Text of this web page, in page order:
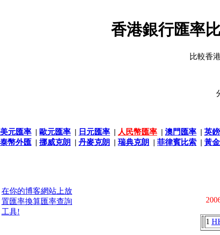
香港銀行匯率
比較香
美元匯率 | 歐元匯率 | 日元匯率 | 人民幣匯率 | 澳門匯率 | 英
泰幣外匯 | 挪威克朗 | 丹麥克朗 | 瑞典克朗 | 菲律賓比索 | 黃
在你的博客網站上放
置匯率換算匯率查詢
工具!
1